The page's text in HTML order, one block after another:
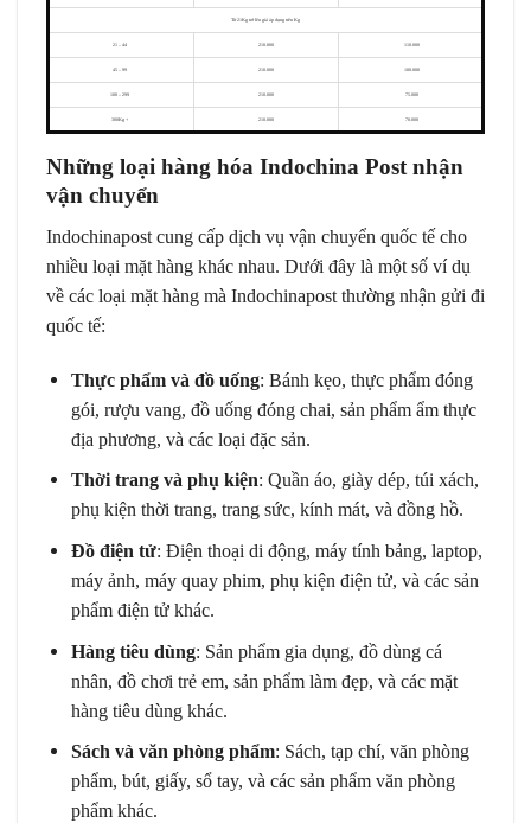
Từ 21Kg trở lên giá áp dụng trên Kg
21 – 44 210.000 110.000
45 – 99 210.000 100.000
100 – 299 210.000 75.000
300Kg + 210.000 70.000
Những loại hàng hóa Indochina Post nhận
vận chuyển
Indochinapost cung cấp dịch vụ vận chuyển quốc tế cho
nhiều loại mặt hàng khác nhau. Dưới đây là một số ví dụ
về các loại mặt hàng mà Indochinapost thường nhận gửi đi
quốc tế:
Thực phẩm và đồ uống: Bánh kẹo, thực phẩm đóng
gói, rượu vang, đồ uống đóng chai, sản phẩm ẩm thực
địa phương, và các loại đặc sản.
Thời trang và phụ kiện: Quần áo, giày dép, túi xách,
phụ kiện thời trang, trang sức, kính mát, và đồng hồ.
Đồ điện tử: Điện thoại di động, máy tính bảng, laptop,
máy ảnh, máy quay phim, phụ kiện điện tử, và các sản
phẩm điện tử khác.
Hàng tiêu dùng: Sản phẩm gia dụng, đồ dùng cá
nhân, đồ chơi trẻ em, sản phẩm làm đẹp, và các mặt
hàng tiêu dùng khác.
Sách và văn phòng phẩm: Sách, tạp chí, văn phòng
phẩm, bút, giấy, sổ tay, và các sản phẩm văn phòng
phẩm khác.